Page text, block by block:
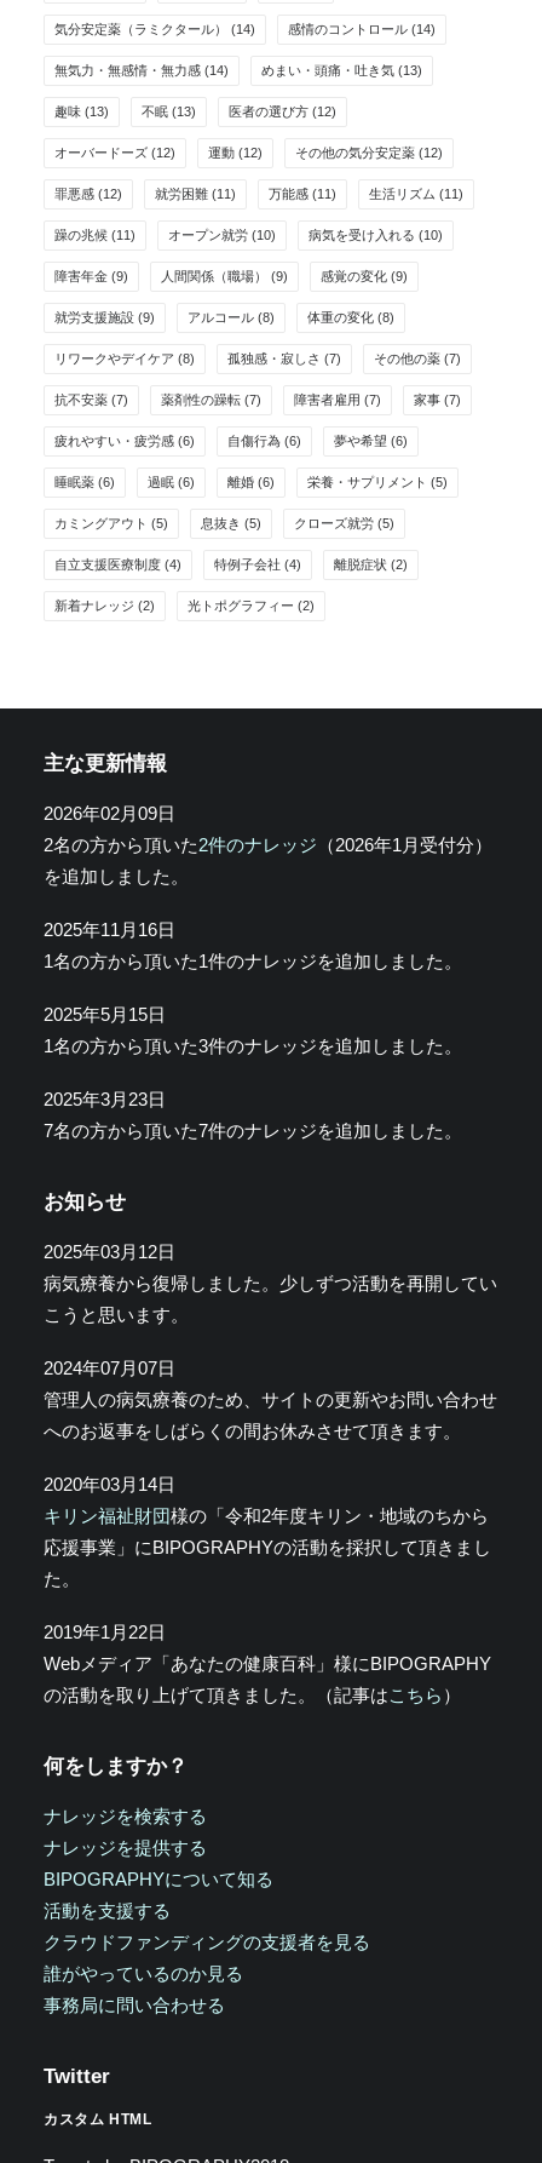
気分安定薬（ラミクタール） (14) 感情のコントロール (14)
無気力・無感情・無力感 (14) めまい・頭痛・吐き気 (13)
趣味 (13) 不眠 (13) 医者の選び方 (12)
オーバードーズ (12) 運動 (12) その他の気分安定薬 (12)
罪悪感 (12) 就労困難 (11) 万能感 (11) 生活リズム (11)
躁の兆候 (11) オープン就労 (10) 病気を受け入れる (10)
障害年金 (9) 人間関係（職場） (9) 感覚の変化 (9)
就労支援施設 (9) アルコール (8) 体重の変化 (8)
リワークやデイケア (8) 孤独感・寂しさ (7) その他の薬 (7)
抗不安薬 (7) 薬剤性の躁転 (7) 障害者雇用 (7) 家事 (7)
疲れやすい・疲労感 (6) 自傷行為 (6) 夢や希望 (6)
睡眠薬 (6) 過眠 (6) 離婚 (6) 栄養・サプリメント (5)
カミングアウト (5) 息抜き (5) クローズ就労 (5)
自立支援医療制度 (4) 特例子会社 (4) 離脱症状 (2)
新着ナレッジ (2) 光トポグラフィー (2)
主な更新情報
2026年02月09日
2名の方から頂いた2件のナレッジ （2026年1月受付分）
を追加しました。
2025年11月16日
1名の方から頂いた1件のナレッジを追加しました。
2025年5月15日
1名の方から頂いた3件のナレッジを追加しました。
2025年3月23日
7名の方から頂いた7件のナレッジを追加しました。
お知らせ
2025年03月12日
病気療養から復帰しました。少しずつ活動を再開してい
こうと思います。
2024年07月07日
管理人の病気療養のため、サイトの更新やお問い合わせ
へのお返事をしばらくの間お休みさせて頂きます。
2020年03月14日
キリン福祉財団様の「令和2年度キリン・地域のちから
応援事業」にBIPOGRAPHYの活動を採択して頂きまし
た。
2019年1月22日
Webメディア「あなたの健康百科」様にBIPOGRAPHY
の活動を取り上げて頂きました。（記事はこちら ）
何をしますか？
ナレッジを検索する
ナレッジを提供する
BIPOGRAPHYについて知る
活動を支援する
クラウドファンディングの支援者を見る
誰がやっているのか見る
事務局に問い合わせる
Twitter
カスタム HTML